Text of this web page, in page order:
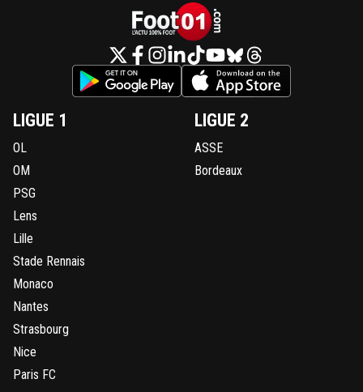
LIGUE 1
OL
OM
PSG
Lens
Lille
Stade Rennais
Monaco
Nantes
Strasbourg
Nice
Paris FC
LIGUE 2
ASSE
Bordeaux